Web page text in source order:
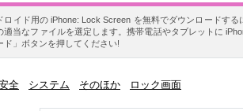
ロイド用の iPhone: Lock Screen を無料でダウンロードす
適当なファイルを選定します。携帯電話やタブレットに
ド」ボタンを押してください!
全 システム そのほか ロック画面